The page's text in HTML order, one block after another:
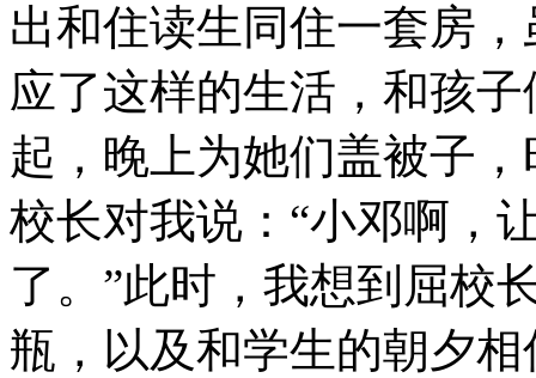
出和住读生同住一套房
应了这样的生活，和孩
起，晚上为她们盖被子
校长对我说：“小邓啊，
了。”此时，我想到屈校
瓶，以及和学生的朝夕